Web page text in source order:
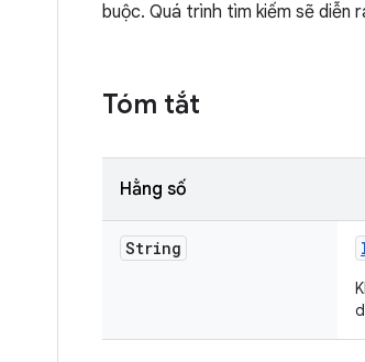
buộc. Quá trình tìm kiếm sẽ
Tóm tắt
Hằng số
String